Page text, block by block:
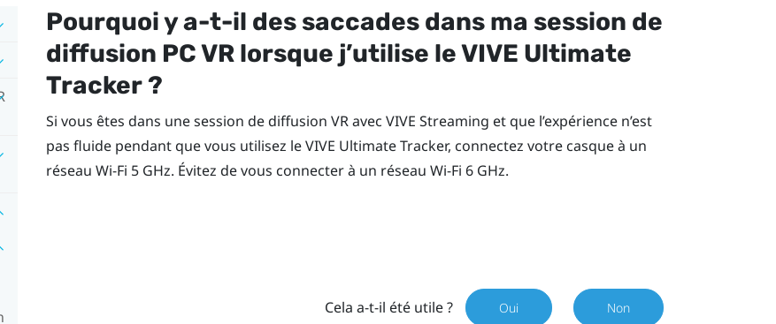
Pourquoi y a-t-il des saccades dans ma session de
diffusion PC VR lorsque j’utilise leVIVE Ultimate
Tracker?
Si vous êtes dans une session de diffusion VR avec VIVE Streaming et que l’expérience n’est
pas fluide pendant que vous utilisez leVIVE Ultimate Tracker, connectez votre casque à un
réseau Wi-Fi 5 GHz. Évitez de vous connecter à un réseau Wi-Fi 6 GHz.
Cela a-t-il été utile ? Oui Non